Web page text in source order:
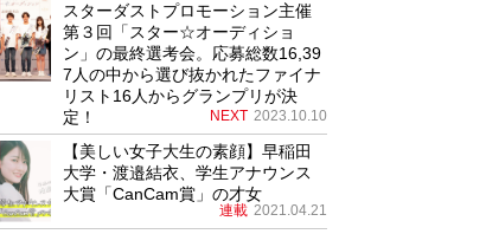
スターダストプロモーション主催
第３回「スター☆オーディショ
ン」の最終選考会。応募総数16,39
7人の中から選び抜かれたファイナ
リスト16人からグランプリが決
定！
NEXT 2023.10.10
【美しい女子大生の素顔】早稲田
大学・渡邉結衣、学生アナウンス
大賞「CanCam賞」の才女
連載 2021.04.21